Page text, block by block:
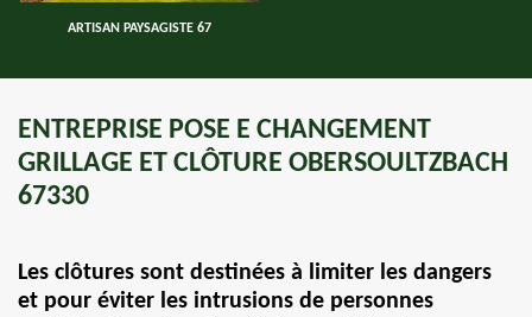
ARTISAN PAYSAGISTE 67
ENTREPRISE POSE E CHANGEMENT
GRILLAGE ET CLÔTURE OBERSOULTZBACH
67330
Les clôtures sont destinées à limiter les dangers
et pour éviter les intrusions de personnes